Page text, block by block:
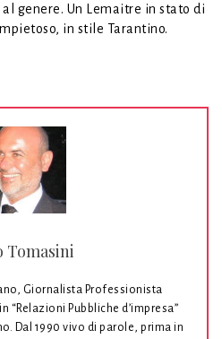
genere. Un Lemaitre in stato di
in stile Tarantino.
Tomasini
Giornalista Professionista
Pubbliche d’impresa”
Dal 1990 vivo di parole, prima in